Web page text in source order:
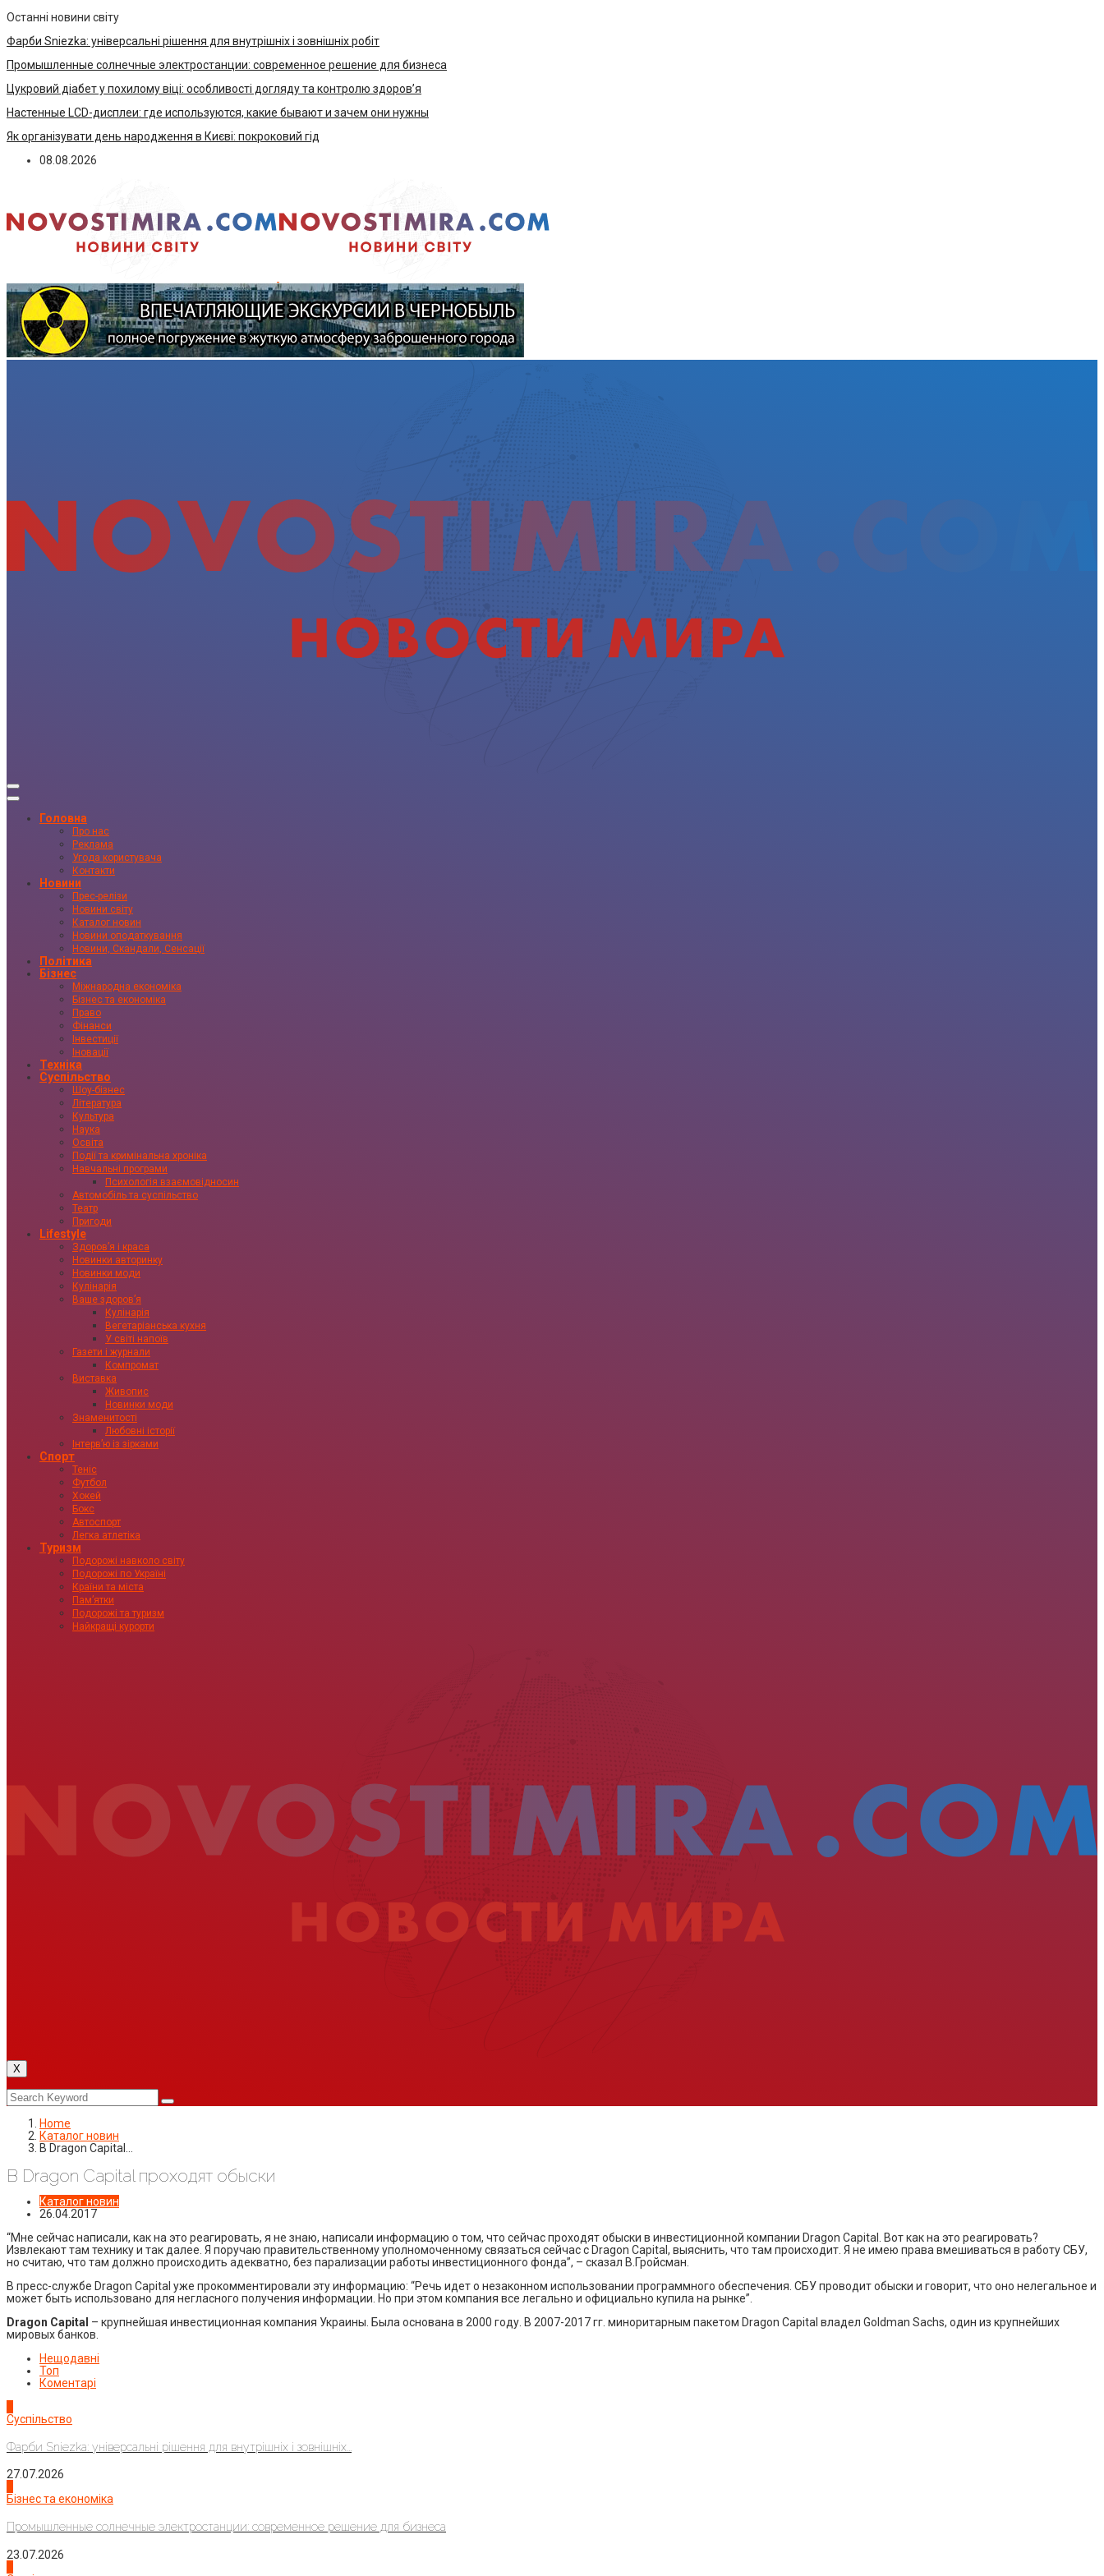
Останні новини світу
Фарби Sniezka: універсальні рішення для внутрішніх і зовнішніх робіт
Промышленные солнечные электростанции: современное решение для бизнеса
Цукровий діабет у похилому віці: особливості догляду та контролю здоров’я
Настенные LCD-дисплеи: где используются, какие бывают и зачем они нужны
Як організувати день народження в Києві: покроковий гід
08.08.2026
Головна
Про нас
Реклама
Угода користувача
Контакти
Новини
Прес-релізи
Новини світу
Каталог новин
Новини оподаткування
Новини, Скандали, Сенсації
Політика
Бізнес
Міжнародна економіка
Бізнес та економіка
Право
Фінанси
Інвестиції
Іновації
Техніка
Суспільство
Шоу-бізнес
Література
Культура
Наука
Освіта
Події та кримінальна хроніка
Навчальні програми
Психологія взаємовідносин
Автомобіль та суспільство
Театр
Пригоди
Lifestyle
Здоровʼя і краса
Новинки авторинку
Новинки моди
Кулінарія
Ваше здоровʼя
Кулінарія
Вегетаріанська кухня
У світі напоїв
Газети і журнали
Компромат
Виставка
Живопис
Новинки моди
Знаменитості
Любовні історії
Інтервʼю із зірками
Спорт
Теніс
Футбол
Хокей
Бокс
Автоспорт
Легка атлетіка
Туризм
Подорожі навколо світу
Подорожі по Україні
Країни та міста
Пам’ятки
Подорожі та туризм
Найкращі курорти
X
Home
Каталог новин
В Dragon Capital…
В Dragon Capital проходят обыски
Каталог новин
26.04.2017
“Мне сейчас написали, как на это реагировать, я не знаю, написали информацию о том, что сейчас проходят обыски в инвестиционной компании Dragon Capital. Вот как на это реагировать?
Извлекают там технику и так далее. Я поручаю правительственному уполномоченному связаться сейчас с Dragon Capital, выяснить, что там происходит. Я не имею права вмешиваться в работу СБУ,
но считаю, что там должно происходить адекватно, без парализации работы инвестиционного фонда”, – сказал В.Гройсман.
В пресс-службе Dragon Capital уже прокомментировали эту информацию: “Речь идет о незаконном использовании программного обеспечения. СБУ проводит обыски и говорит, что оно нелегальное и
может быть использовано для негласного получения информации. Но при этом компания все легально и официально купила на рынке”.
Dragon Capital – крупнейшая инвестиционная компания Украины. Была основана в 2000 году. В 2007-2017 гг. миноритарным пакетом Dragon Capital владел Goldman Sachs, один из крупнейших
мировых банков.
Нещодавні
Топ
Коментарі
Суспільство
Фарби Sniezka: універсальні рішення для внутрішніх і зовнішніх...
27.07.2026
Бізнес та економіка
Промышленные солнечные электростанции: современное решение для бизнеса
23.07.2026